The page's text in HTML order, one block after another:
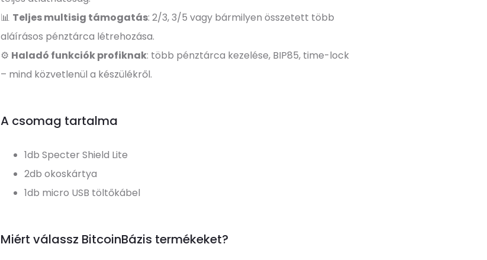
📊 Teljes multisig támogatás: 2/3, 3/5 vagy bármilyen összetett több
aláírásos pénztárca létrehozása.
⚙️ Haladó funkciók profiknak: több pénztárca kezelése, BIP85, time-lock
– mind közvetlenül a készülékről.
A csomag tartalma
1db Specter Shield Lite
2db okoskártya
1db micro USB töltőkábel
Miért válassz BitcoinBázis termékeket?